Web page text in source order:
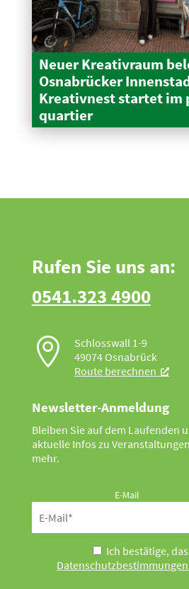
Neuer Kreativraum
Osnabrücker
Kreativnest startet im
quartier
Rufen Sie uns an:
0541.323 4900

Schlosswall 1-9
49074 Osnabrück
Route berechnen
Newsletter-Anmeldung
Bleiben Sie auf dem Laufenden
aktuelle Infos zu
mehr.
E-Mail
Ich bestätige,
Datenschutzbestimmungen